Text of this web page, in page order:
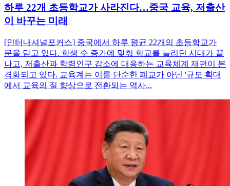
하루 22개 초등학교가 사라진다…중국 교육, 저출산
이 바꾸는 미래
[인터내셔널포커스] 중국에서 하루 평균 22개의 초등학교가
문을 닫고 있다. 학생 수 증가에 맞춰 학교를 늘리던 시대가 끝
나고, 저출산과 학령인구 감소에 대응하는 교육체계 재편이 본
격화되고 있다. 교육계는 이를 단순한 폐교가 아닌 '규모 확대
에서 교육의 질 향상으로 전환되는 역사...